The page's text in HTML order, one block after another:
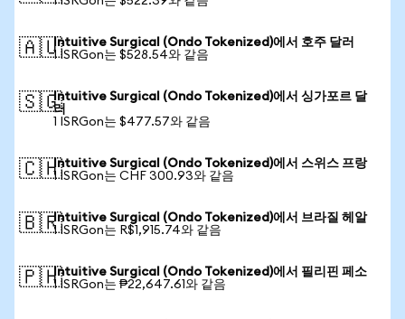
🇦🇺Intuitive Surgical (Ondo Tokenized)에서 호주 달러
1 ISRGon는 $528.54와 같음
🇸🇬Intuitive Surgical (Ondo Tokenized)에서 싱가포르 달
러
1 ISRGon는 $477.57와 같음
🇨🇭Intuitive Surgical (Ondo Tokenized)에서 스위스 프랑
1 ISRGon는 CHF 300.93와 같음
🇧🇷Intuitive Surgical (Ondo Tokenized)에서 브라질 헤알
1 ISRGon는 R$1,915.74와 같음
🇵🇭Intuitive Surgical (Ondo Tokenized)에서 필리핀 페소
1 ISRGon는 ₱22,647.61와 같음